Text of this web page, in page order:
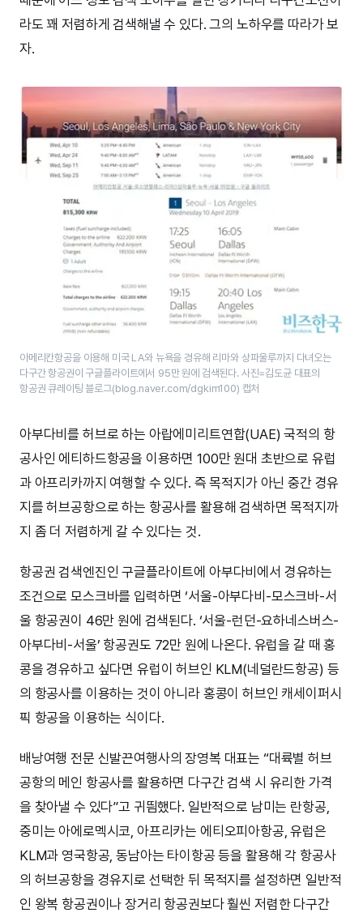
라도 꽤 저렴하게 검색해낼 수 있다. 그의 노하우를 따라가 보
자.
아메리칸항공을 이용해 미국 LA와 뉴욕을 경유해 리마와 상파울루까지 다녀오는
다구간 항공권이 구글플라이트에서 95만 원에 검색된다. 사진=김도균 대표의
항공권 큐레이팅 블로그(blog.naver.com/dgkim100) 캡처
아부다비를 허브로 하는 아랍에미리트연합(UAE) 국적의 항
공사인 에티하드항공을 이용하면 100만 원대 초반으로 유럽
과 아프리카까지 여행할 수 있다. 즉 목적지가 아닌 중간 경유
지를 허브공항으로 하는 항공사를 활용해 검색하면 목적지까
지 좀 더 저렴하게 갈 수 있다는 것.
항공권 검색엔진인 구글플라이트에 아부다비에서 경유하는
조건으로 모스크바를 입력하면 ‘서울-아부다비-모스크바-서
울 항공권이 46만 원에 검색된다. ‘서울-런던-요하네스버스-
아부다비-서울’ 항공권도 72만 원에 나온다. 유럽을 갈 때 홍
콩을 경유하고 싶다면 유럽이 허브인 KLM(네덜란드항공) 등
의 항공사를 이용하는 것이 아니라 홍콩이 허브인 캐세이퍼시
픽 항공을 이용하는 식이다.
배낭여행 전문 신발끈여행사의 장영복 대표는 “대륙별 허브
공항의 메인 항공사를 활용하면 다구간 검색 시 유리한 가격
을 찾아낼 수 있다”고 귀띔했다. 일반적으로 남미는 란항공,
중미는 아에로멕시코, 아프리카는 에티오피아항공, 유럽은
KLM과 영국항공, 동남아는 타이항공 등을 활용해 각 항공사
의 허브공항을 경유지로 선택한 뒤 목적지를 설정하면 일반적
인 왕복 항공권이나 장거리 항공권보다 훨씬 저렴한 다구간